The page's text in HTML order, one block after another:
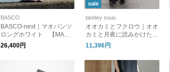
BASCO
BASCO-nest｜マオパンツ
ロングホワイト 【MAO
CLASSIC】バックポケッ
トパンツ ロング丈ホワイ
26,400円
sale
tandey suuu
オオカミとフクロウ｜オオ
カミと月夜に読みかけた本
と“とおし”・PO-26014
11,396円